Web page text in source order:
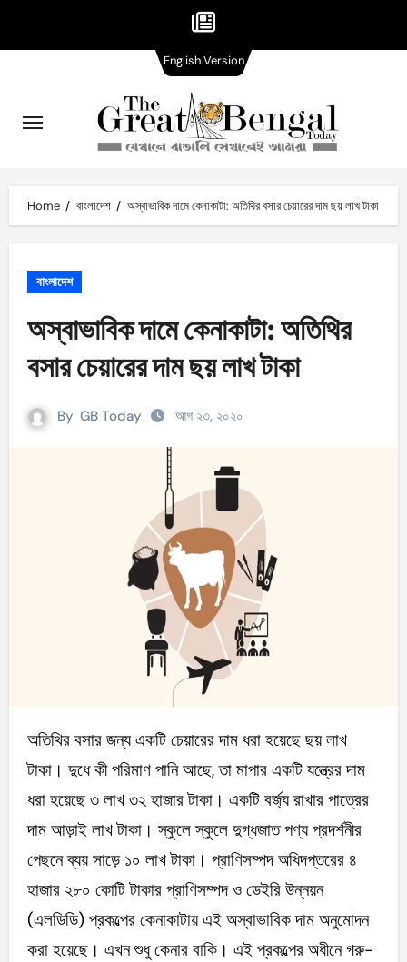
content
Home বাংলাদেশ অস্বাভাবিক দামে কেনাকাটা: অতিথির বসার চেয়ারের দাম ছয় লাখ টাকা
বাংলাদেশ
অস্বাভাবিক দামে কেনাকাটা: অতিথির
বসার চেয়ারের দাম ছয় লাখ টাকা
By GB Today আগ ২৩, ২০২০
অতিথির বসার জন্য একটি চেয়ারের দাম ধরা হয়েছে ছয় লাখ
টাকা। দুধে কী পরিমাণ পানি আছে, তা মাপার একটি যন্ত্রের দাম
ধরা হয়েছে ৩ লাখ ৩২ হাজার টাকা। একটি বর্জ্য রাখার পাত্রের
দাম আড়াই লাখ টাকা। স্কুলে স্কুলে দুগ্ধজাত পণ্য প্রদর্শনীর
পেছনে ব্যয় সাড়ে ১০ লাখ টাকা। প্রাণিসম্পদ অধিদপ্তরের ৪
হাজার ২৮০ কোটি টাকার প্রাণিসম্পদ ও ডেইরি উন্নয়ন
(এলডিডি) প্রকল্পের কেনাকাটায় এই অস্বাভাবিক দাম অনুমোদন
করা হয়েছে। এখন শুধু কেনার বাকি। এই প্রকল্পের অধীনে গরু-
English VersionVersion